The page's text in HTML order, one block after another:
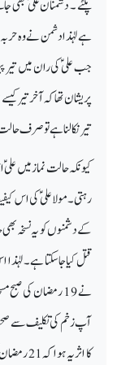
پلٹے ۔ دشمنان علیؑ بھی
ہے لہٰذا دشمن نے وہ
جب علیؑ کی ران میں تیر
پریشان تھاکہ آخر تیر
تیر نکالنا ہے تو صرف
کیونکہ حالت نماز میں
رہتی ۔مولا علیؑ کی اس
کے دشمنوں کو یہ نسخہ
قتل کیا جاسکتا ہے۔
نے 19 رمضان کی
آپ زخم کی تکلیف سے
کا اثر